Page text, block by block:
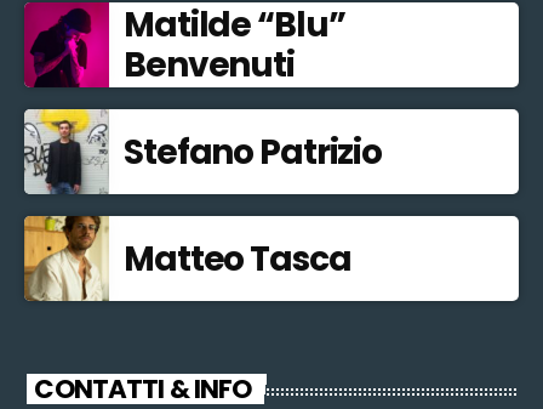
Matilde “Blu”
Benvenuti
Stefano Patrizio
Matteo Tasca
CONTATTI & INFO